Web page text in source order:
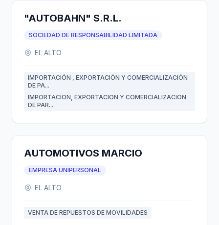
"AUTOBAHN" S.R.L.
SOCIEDAD DE RESPONSABILIDAD LIMITADA
EL ALTO
IMPORTACIÓN , EXPORTACIÓN Y COMERCIALIZACIÓN
DE PA...
IMPORTACION, EXPORTACION Y COMERCIALIZACION
DE PAR...
AUTOMOTIVOS MARCIO
EMPRESA UNIPERSONAL
EL ALTO
VENTA DE REPUESTOS DE MOVILIDADES